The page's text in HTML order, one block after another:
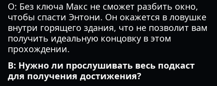
О: Без ключа Макс не сможет разбить окно,
чтобы спасти Энтони. Он окажется в ловушке
внутри горящего здания, что не позволит вам
получить идеальную концовку в этом
прохождении.
В: Нужно ли прослушивать весь подкаст
для получения достижения?